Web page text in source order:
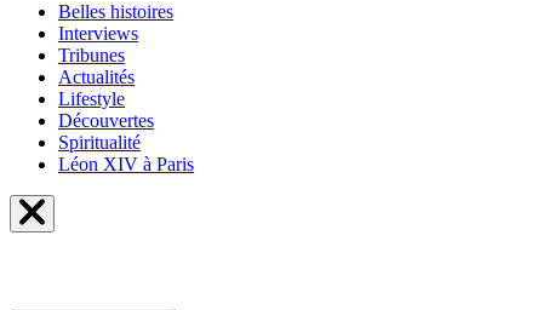
Belles histoires
Interviews
Tribunes
Actualités
Lifestyle
Découvertes
Spiritualité
Léon XIV à Paris